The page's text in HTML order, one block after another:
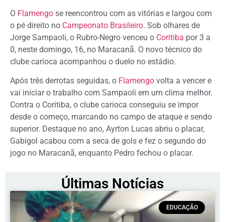
O Flamengo se reencontrou com as vitórias e largou com
o pé direito no Campeonato Brasileiro. Sob olhares de
Jorge Sampaoli, o Rubro-Negro venceu o Coritiba por 3 a
0, neste domingo, 16, no Maracanã. O novo técnico do
clube carioca acompanhou o duelo no estádio.
Após três derrotas seguidas, o Flamengo volta a vencer e
vai iniciar o trabalho com Sampaoli em um clima melhor.
Contra o Coritiba, o clube carioca conseguiu se impor
desde o começo, marcando no campo de ataque e sendo
superior. Destaque no ano, Ayrton Lucas abriu o placar,
Gabigol acabou com a seca de gols e fez o segundo do
jogo no Maracanã, enquanto Pedro fechou o placar.
Últimas Notícias
EDUCAÇÃO